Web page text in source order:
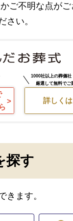
ご不明な点がご
さい。
1000社以上の葬儀社
厳選して無料でご
詳しく
探す
きます。